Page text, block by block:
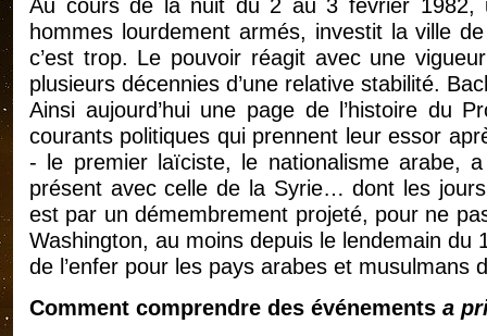
Au cours de la nuit du 2 au 3 février 1982,
hommes lourdement armés, investit la ville
c’est trop. Le pouvoir réagit avec une
plusieurs décennies d’une relative stabilité.
Ainsi aujourd’hui une page de l’histoire du
courants politiques qui prennent leur essor
- le premier laïciste, le nationalisme arabe,
présent avec celle de la Syrie… dont les
est par un démembrement projeté, pour ne
Washington, au moins depuis le lendemain
de l’enfer pour les pays arabes et musulmans
Comment comprendre des événements a